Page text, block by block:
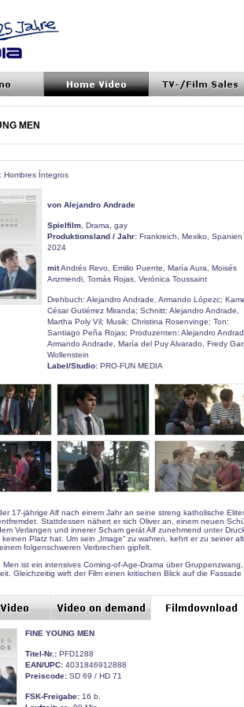
MEN
Hombres Íntegros
von Alejandro Andrade
Spielfilm , Drama, gay
Produktionsland / Jahr: Frankreich, Mexiko, Spanien
2024
mitAndrés Revo, Emilio Puente, María Aura, Moisés
Arizmendi, Tomás Rojas, Verónica Toussaint
Drehbuch: Alejandro Andrade, Armando Lópezc;
César Gutiérrez Miranda; Schnitt: Alejandro Andrade,
Martha Poly Vil; Musik: Christina Rosenvinge; Ton:
Santiago Peña Rojas; Produzenten: Alejandro
Armando Andrade, María del Puy Alvarado, Fredy
Wollenstein
Label/Studio: PRO-FUN MEDIA
17-jährige Alf nach einem Jahr an seine streng katholische
Stattdessen nähert er sich Oliver an, einem neuen
Verlangen und innerer Scham gerät Alf zunehmend unter
Platz hat. Um sein „Image“ zu wahren, kehrt er zu seiner
folgenschweren Verbrechen gipfelt.
Men ist ein intensives Coming-of-Age-Drama über
Gleichzeitig wirft der Film einen kritischen Blick auf die
FINE YOUNG MEN
Titel-Nr.: PFD1288
EAN/UPC: 4031846912888
Preiscode: SD 69 / HD 71
FSK-Freigabe: 16 b.